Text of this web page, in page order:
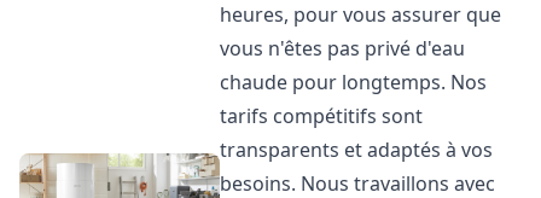
heures, pour vous assurer que
vous n'êtes pas privé d'eau
chaude pour longtemps. Nos
tarifs compétitifs sont
transparents et adaptés à vos
besoins. Nous travaillons avec